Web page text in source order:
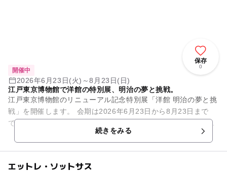
保存
0
開催中
2026年6月23日(火)～8月23日(日)
江戸東京博物館で洋館の特別展、明治の夢と挑戦。
江戸東京博物館のリニューアル記念特別展「洋館 明治の夢と挑
戦」を開催します。 会期は2026年6月23日から8月23日まで
で、1階特別展示室にて開催されます。 開館時間は午前9時30
続きをみる
エットレ・ソットサス